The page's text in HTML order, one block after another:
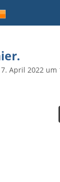
7. April 2022 um